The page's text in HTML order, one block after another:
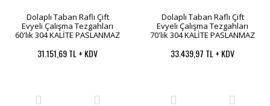
Dolaplı Taban Raflı Çift
Evyeli Çalışma Tezgahları
60'lık 304 KALİTE PASLANMAZ
31.151,69 TL + KDV
Dolaplı Taban Raflı Çift
Evyeli Çalışma Tezgahları
70'lik 304 KALİTE PASLANMAZ
33.439,97 TL + KDV